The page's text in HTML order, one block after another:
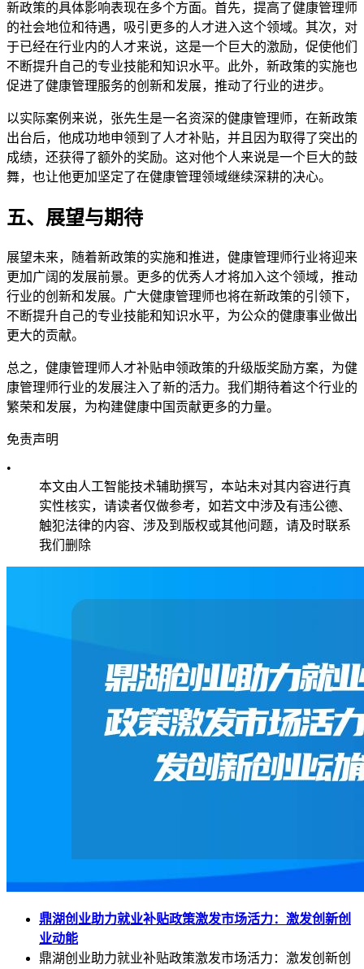
新政策的具体影响表现在多个方面。首先，提高了健康管理师
的社会地位和待遇，吸引更多的人才进入这个领域。其次，对
于已经在行业内的人才来说，这是一个巨大的激励，促使他们
不断提升自己的专业技能和知识水平。此外，新政策的实施也
促进了健康管理服务的创新和发展，推动了行业的进步。
以实际案例来说，张先生是一名资深的健康管理师，在新政策
出台后，他成功地申领到了人才补贴，并且因为取得了突出的
成绩，还获得了额外的奖励。这对他个人来说是一个巨大的鼓
舞，也让他更加坚定了在健康管理领域继续深耕的决心。
五、展望与期待
展望未来，随着新政策的实施和推进，健康管理师行业将迎来
更加广阔的发展前景。更多的优秀人才将加入这个领域，推动
行业的创新和发展。广大健康管理师也将在新政策的引领下，
不断提升自己的专业技能和知识水平，为公众的健康事业做出
更大的贡献。
总之，健康管理师人才补贴申领政策的升级版奖励方案，为健
康管理师行业的发展注入了新的活力。我们期待着这个行业的
繁荣和发展，为构建健康中国贡献更多的力量。
免责声明
•
本文由人工智能技术辅助撰写，本站未对其内容进行真
实性核实，请读者仅做参考，如若文中涉及有违公德、
触犯法律的内容、涉及到版权或其他问题，请及时联系
我们删除
鼎湖创业助力就业补贴政策激发市场活力：激发创新创
业动能
鼎湖创业助力就业补贴政策激发市场活力：激发创新创